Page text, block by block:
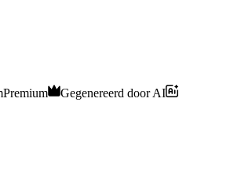
Premium
Gegenereerd door AI